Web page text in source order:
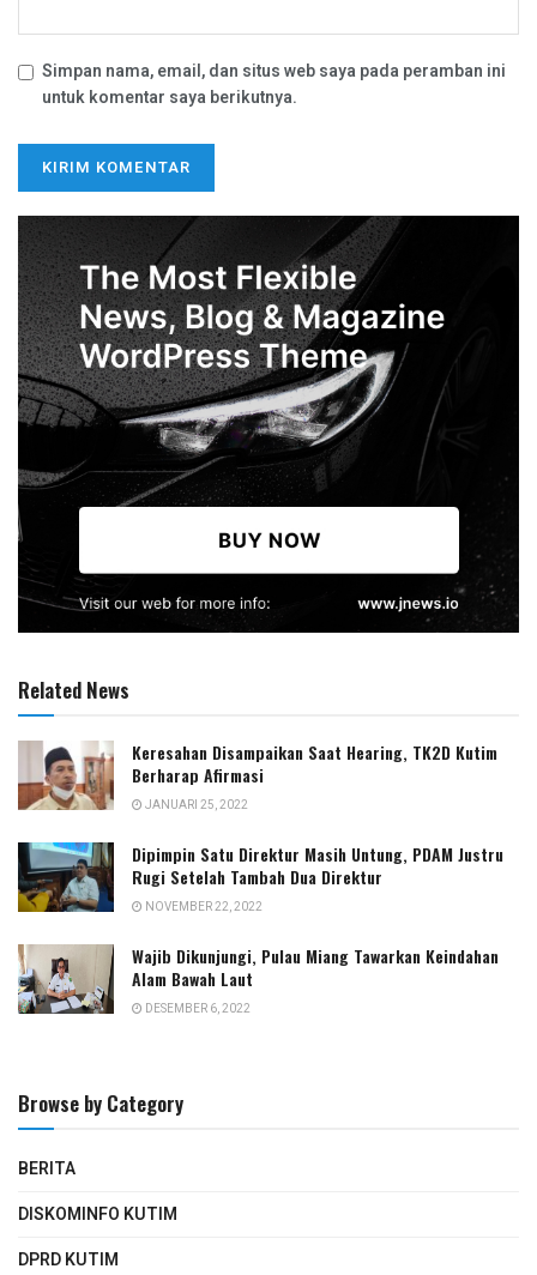
Simpan nama, email, dan situs web saya pada peramban ini
untuk komentar saya berikutnya.
Related News
Keresahan Disampaikan Saat Hearing, TK2D Kutim
Berharap Afirmasi
JANUARI 25, 2022
Dipimpin Satu Direktur Masih Untung, PDAM Justru
Rugi Setelah Tambah Dua Direktur
NOVEMBER 22, 2022
Wajib Dikunjungi, Pulau Miang Tawarkan Keindahan
Alam Bawah Laut
DESEMBER 6, 2022
Browse by Category
BERITA
DISKOMINFO KUTIM
DPRD KUTIM